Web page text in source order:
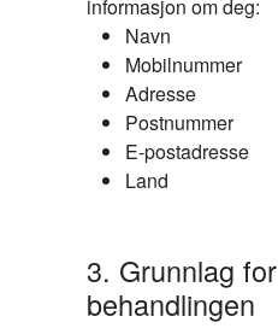
informasjon om deg:
Navn
Mobilnummer
Adresse
Postnummer
E-postadresse
Land
3. Grunnlag for
behandlingen